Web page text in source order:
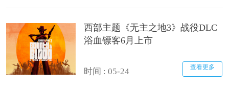
西部主题《无主之地3》战役DLC
浴血镖客6月上市
时间 : 05-24 查看更多